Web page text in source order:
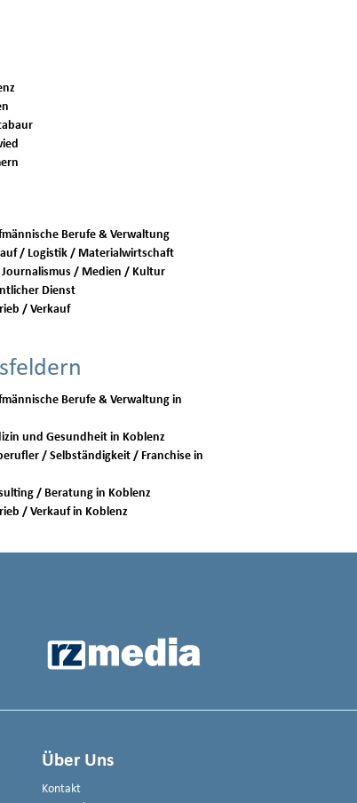
Berufe & Verwaltung
/ Logistik / Materialwirtschaft
Journalismus / Medien / Kultur
Dienst
/ Verkauf
Berufe & Verwaltung in
Jobs für Medizin und Gesundheit in Koblenz
/ Selbständigkeit / Franchise in
Jobs für Consulting / Beratung in Koblenz
Jobs für Vertrieb / Verkauf in Koblenz
Über Uns
Kontakt